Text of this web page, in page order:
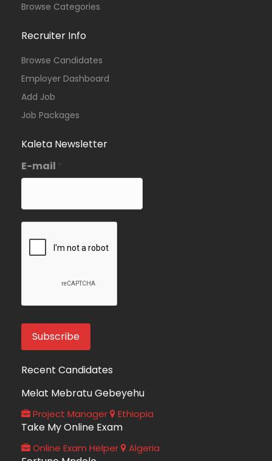
Browse Categories
Recruiter Info
Browse Candidates
Employer Dashboard
Add Job
Job Packages
Kaleta Newsletter
E-mail *
Recent Candidates
Melat Mebratu Gebeyehu
Project Manager Ethiopia
Take My Online Exam
Online Exam Helper Algeria